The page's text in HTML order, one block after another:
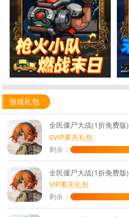
游戏礼包
全民僵尸大战(1折免费版)
SVIP累充礼包
剩余：
全民僵尸大战(1折免费版)
VIP累充礼包
剩余：